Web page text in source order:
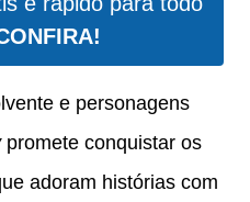
e personagens
promete conquistar os
adoram histórias com